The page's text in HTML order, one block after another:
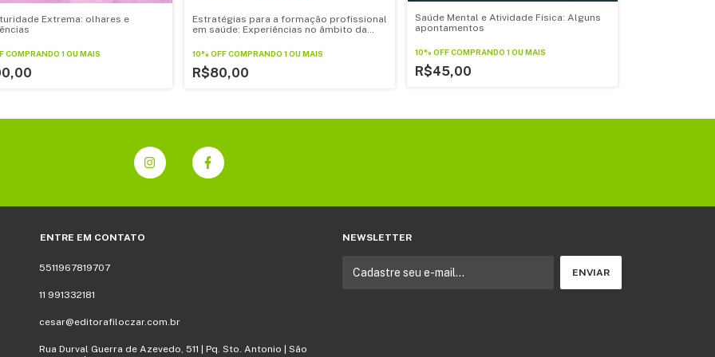
Extrema: olhares e
COMPRANDO 1 OU MAIS
Estratégias para a formação profissional
em saúde: Experiências no âmbito da
10% OFFCOMPRANDO 1 OU MAIS
R$80,00
Saúde Mental e Atividade Física: Alguns
apontamentos
10% OFFCOMPRANDO 1 OU MAIS
R$45,00
ENTRE EM CONTATO
5511967819707
11 991332181
cesar@editorafiloczar.com.br
Rua Durval Guerra de Azevedo, 511 | Pq. Sto. Antonio | São
NEWSLETTER